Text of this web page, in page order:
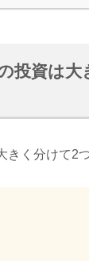
投資は大
きく分けて2